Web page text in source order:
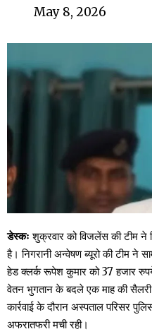
May 8, 2026
डेस्कः शुक्रवार को विजलेंस की टीम ने
है। निगरानी अन्वेषण ब्यूरो की टीम ने
हेड क्लर्क रूपेश कुमार को 37 हजार
वेतन भुगतान के बदले एक माह की
कार्रवाई के दौरान अस्पताल परिसर
अफरातफरी मची रही।